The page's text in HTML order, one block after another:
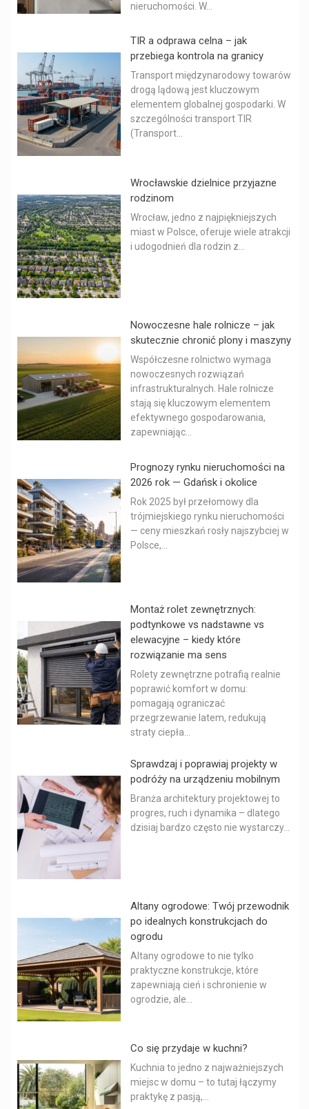
nieruchomości. W...
TIR a odprawa celna – jak
przebiega kontrola na granicy
Transport międzynarodowy towarów
drogą lądową jest kluczowym
elementem globalnej gospodarki. W
szczególności transport TIR
(Transport...
Wrocławskie dzielnice przyjazne
rodzinom
Wrocław, jedno z najpiękniejszych
miast w Polsce, oferuje wiele atrakcji
i udogodnień dla rodzin z...
Nowoczesne hale rolnicze – jak
skutecznie chronić plony i maszyny
Współczesne rolnictwo wymaga
nowoczesnych rozwiązań
infrastrukturalnych. Hale rolnicze
stają się kluczowym elementem
efektywnego gospodarowania,
zapewniając...
Prognozy rynku nieruchomości na
2026 rok — Gdańsk i okolice
Rok 2025 był przełomowy dla
trójmiejskiego rynku nieruchomości
— ceny mieszkań rosły najszybciej w
Polsce,...
Montaż rolet zewnętrznych:
podtynkowe vs nadstawne vs
elewacyjne – kiedy które
rozwiązanie ma sens
Rolety zewnętrzne potrafią realnie
poprawić komfort w domu:
pomagają ograniczać
przegrzewanie latem, redukują
straty ciepła...
Sprawdzaj i poprawiaj projekty w
podróży na urządzeniu mobilnym
Branża architektury projektowej to
progres, ruch i dynamika – dlatego
dzisiaj bardzo często nie wystarczy...
Altany ogrodowe: Twój przewodnik
po idealnych konstrukcjach do
ogrodu
Altany ogrodowe to nie tylko
praktyczne konstrukcje, które
zapewniają cień i schronienie w
ogrodzie, ale...
Co się przydaje w kuchni?
Kuchnia to jedno z najważniejszych
miejsc w domu – to tutaj łączymy
praktykę z pasją,...